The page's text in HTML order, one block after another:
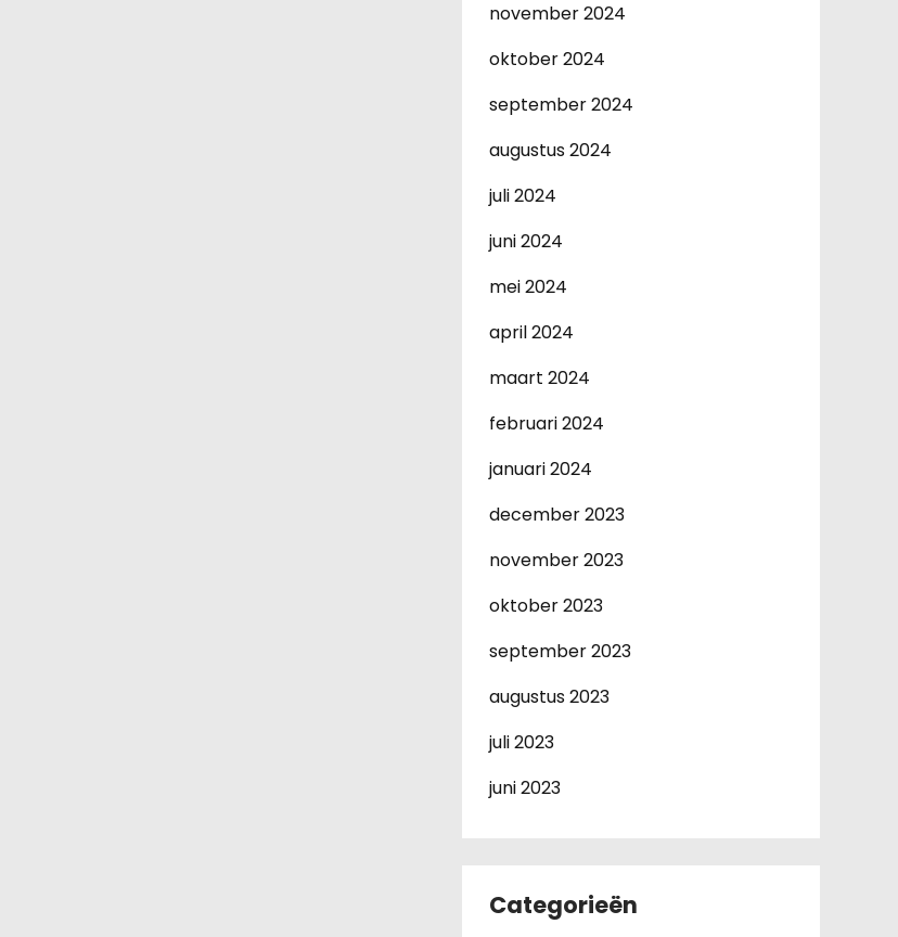
november 2024
oktober 2024
september 2024
augustus 2024
juli 2024
juni 2024
mei 2024
april 2024
maart 2024
februari 2024
januari 2024
december 2023
november 2023
oktober 2023
september 2023
augustus 2023
juli 2023
juni 2023
Categorieën